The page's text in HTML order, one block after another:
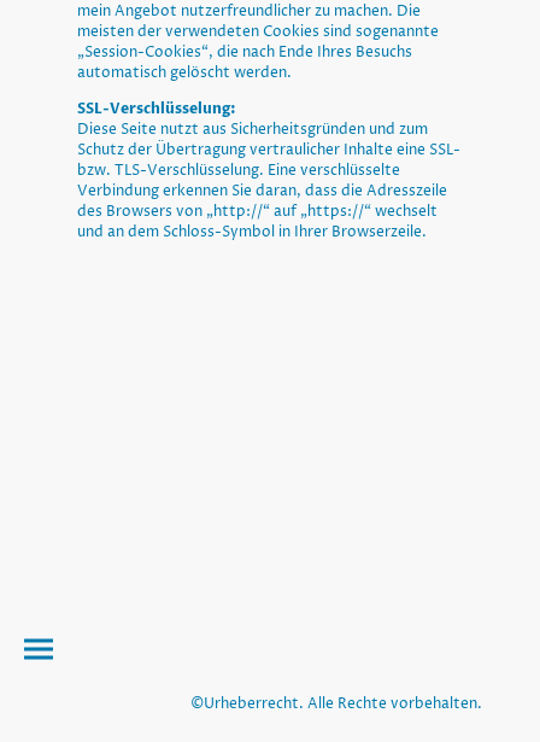
mein Angebot nutzerfreundlicher zu machen. Die
meisten der verwendeten Cookies sind sogenannte
„Session-Cookies“, die nach Ende Ihres Besuchs
automatisch gelöscht werden.
SSL-Verschlüsselung:
Diese Seite nutzt aus Sicherheitsgründen und zum
Schutz der Übertragung vertraulicher Inhalte eine SSL-
bzw. TLS-Verschlüsselung. Eine verschlüsselte
Verbindung erkennen Sie daran, dass die Adresszeile
des Browsers von „http://“ auf „https://“ wechselt
und an dem Schloss-Symbol in Ihrer Browserzeile.
©Urheberrecht. Alle Rechte vorbehalten.